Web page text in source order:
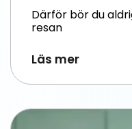
Därför bör du
resan
Läs mer